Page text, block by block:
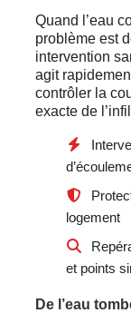
Quand l’eau
problème est
intervention
agit
contrôler la
exacte de
logement
et points
De l’eau